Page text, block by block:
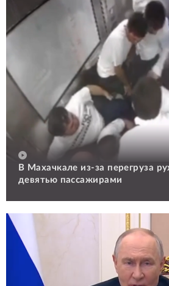
В Махачкале из-за перегруза
девятью пассажирами